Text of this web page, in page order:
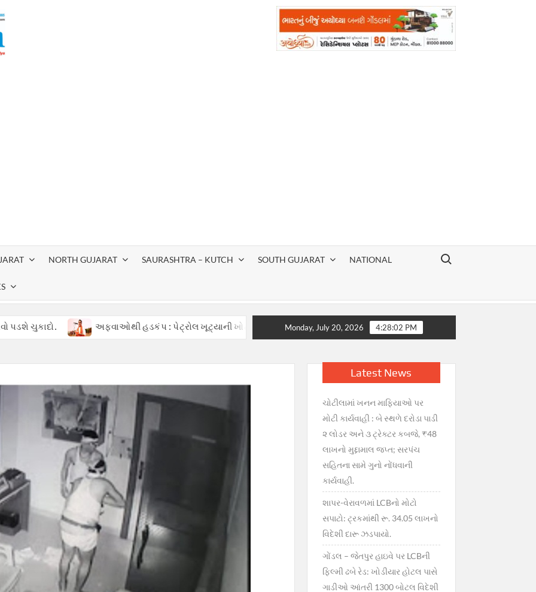
NORTH GUJARAT SAURASHTRA – KUTCH SOUTH GUJARAT NATIONAL
Search for:
અફવાઓથી હડકંપ : પેટ્રોલ ખૂટ્યાની ખોટી વાતોથી ગુજરાતમાં ગભરાટ, સરકારની તાત્કાલિક સ્પષ્ટતા : જથ્થો પૂરતો છે, અફવાઓથી
Monday, July 20, 2026 4:28:03 PM
Latest News
ચોટીલામાં ખનન માફિયાઓ પર
મોટી કાર્યવાહી : બે સ્થળે દરોડા પાડી
૨ લોડર અને ૩ ટ્રેક્ટર કબજે, ₹48
લાખનો મુદ્દામાલ જપ્ત; સરપંચ
સહિતના સામે ગુનો નોંધવાની
કાર્યવાહી.
શાપર-વેરાવળમાં LCBનો મોટો
સપાટો: ટ્રકમાંથી રૂ. 34.05 લાખનો
વિદેશી દારૂ ઝડપાયો.
ગોંડલ – જેતપુર હાઇવે પર LCBની
ફિલ્મી ઢબે રેડ: ખોડીયાર હોટલ પાસે
ગાડીઓ આંતરી 1300 બોટલ વિદેશી